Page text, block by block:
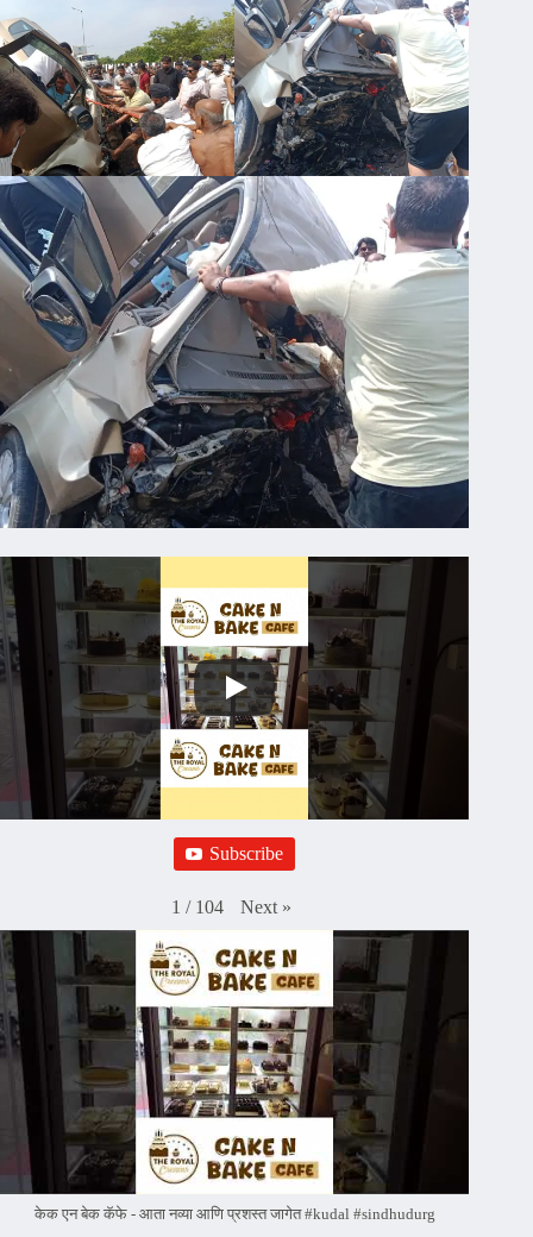
Subscribe
1 / 104 Next »
केक एन बेक कॅफे - आता नव्या आणि प्रशस्त जागेत #kudal #sindhudurg